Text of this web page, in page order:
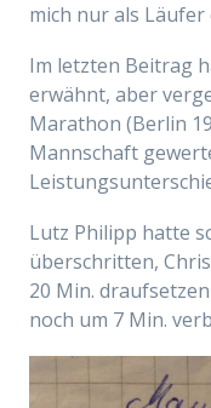
mich nur als Läufer
Im letzten Beitrag
erwähnt, aber
Marathon (Berlin
Mannschaft
Lutz Philipp hatte
überschritten,
20 Min.
noch um 7 Min.